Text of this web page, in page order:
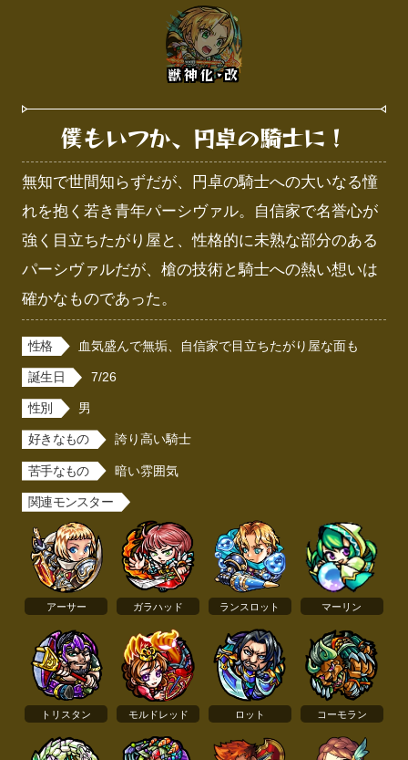
獣神化･改
僕もいつか、円卓の騎士に！
無知で世間知らずだが、円卓の騎士への大いなる憧
れを抱く若き青年パーシヴァル。自信家で名誉心が
強く目立ちたがり屋と、性格的に未熟な部分のある
パーシヴァルだが、槍の技術と騎士への熱い想いは
確かなものであった。
性格 血気盛んで無垢、自信家で目立ちたがり屋な面も
誕生日 7/26
性別 男
好きなもの 誇り高い騎士
苦手なもの 暗い雰囲気
関連モンスター
アーサー ガラハッド ランスロット マーリン
トリスタン モルドレッド ロット コーモラン